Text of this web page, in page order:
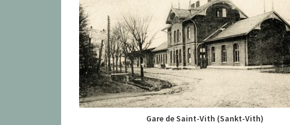
Gare de Saint-Vith (Sankt-Vith)